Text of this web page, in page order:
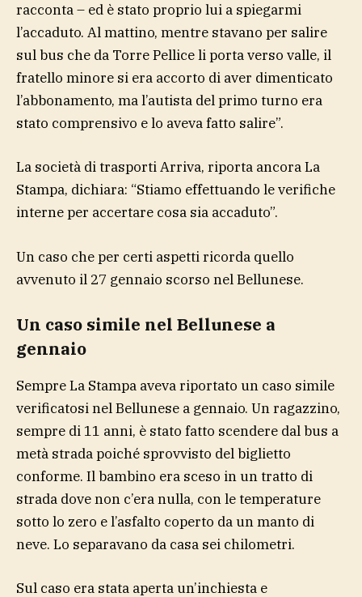
racconta – ed è stato proprio lui a spiegarmi
l’accaduto. Al mattino, mentre stavano per salire
sul bus che da Torre Pellice li porta verso valle, il
fratello minore si era accorto di aver dimenticato
l’abbonamento, ma l’autista del primo turno era
stato comprensivo e lo aveva fatto salire”.
La società di trasporti Arriva, riporta ancora La
Stampa, dichiara: “Stiamo effettuando le verifiche
interne per accertare cosa sia accaduto”.
Un caso che per certi aspetti ricorda quello
avvenuto il 27 gennaio scorso nel Bellunese.
Un caso simile nel Bellunese a
gennaio
Sempre La Stampa aveva riportato un caso simile
verificatosi nel Bellunese a gennaio. Un ragazzino,
sempre di 11 anni, è stato fatto scendere dal bus a
metà strada poiché sprovvisto del biglietto
conforme. Il bambino era sceso in un tratto di
strada dove non c’era nulla, con le temperature
sotto lo zero e l’asfalto coperto da un manto di
neve. Lo separavano da casa sei chilometri.
Sul caso era stata aperta un’inchiesta e